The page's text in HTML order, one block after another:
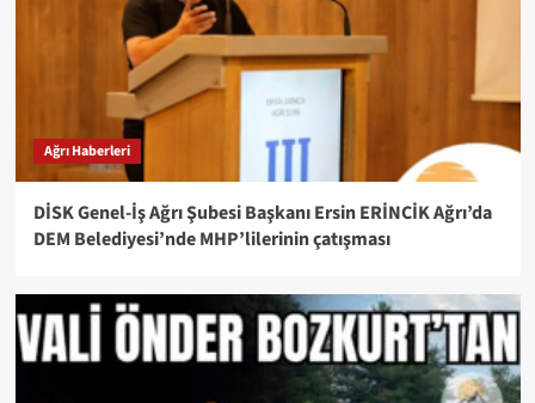
Ağrı Haberleri
DİSK Genel-İş Ağrı Şubesi Başkanı Ersin ERİNCİK Ağrı’da
DEM Belediyesi’nde MHP’lilerinin çatışması